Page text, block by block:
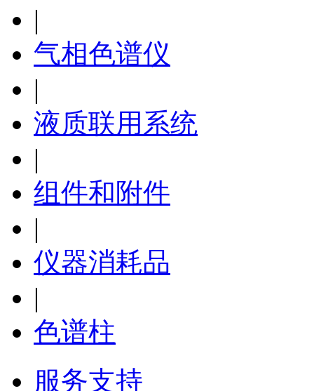
|
气相色谱仪
|
液质联用系统
|
组件和附件
|
仪器消耗品
|
色谱柱
服务支持